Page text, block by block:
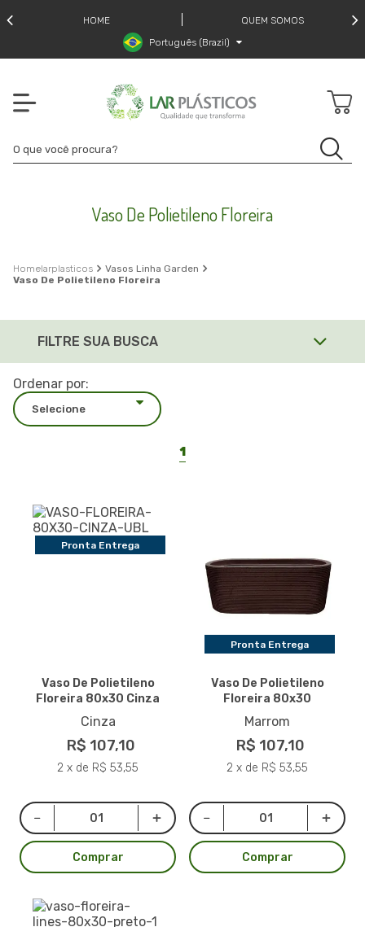
HOME
QUEM SOMOS
Português (Brazil)
Vaso De Polietileno Floreira
larplasticos
Vasos Linha Garden
Vaso De Polietileno Floreira
FILTRE SUA BUSCA
Ordenar por:
1
Pronta Entrega
Vaso De Polietileno
Floreira 80x30 Cinza
Cinza
R$ 107,10
2 x de R$ 53,55
Comprar
Pronta Entrega
Vaso De Polietileno
Floreira 80x30
Marrom
R$ 107,10
2 x de R$ 53,55
Comprar